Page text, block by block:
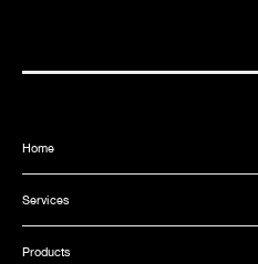
Home
Services
Products